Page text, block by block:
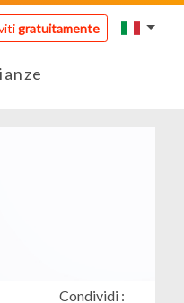
gratuitamente
Condividi :